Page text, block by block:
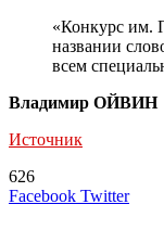
«Конкурс им.
названии
всем
Владимир ОЙВИН
Источник
626
Facebook TwitterReddit
Skype
Viber
Line